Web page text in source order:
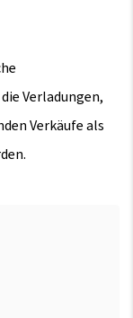
Verladungen,
Verkäufe als